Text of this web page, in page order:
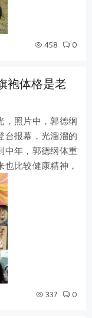
458 0
袍体格是老
，照片中，郭德纲
台报幕，光溜溜的
中年，郭德纲体重
比较健康精神，
337 0